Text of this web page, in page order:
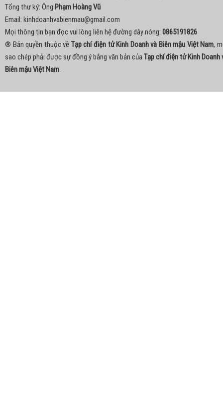
Tổng thư ký: Ông Phạm Hoàng Vũ
Email: kinhdoanhvabienmau@gmail.com
Mọi thông tin bạn đọc vui lòng liên hệ đường dây nóng: 0865191826
® Bản quyền thuộc về Tạp chí điện tử Kinh Doanh và Biên mậu Việt Nam,
sao chép phải được sự đồng ý bằng văn bản củaTạp chí điện tử Kinh Doanh
Biên mậu Việt Nam.